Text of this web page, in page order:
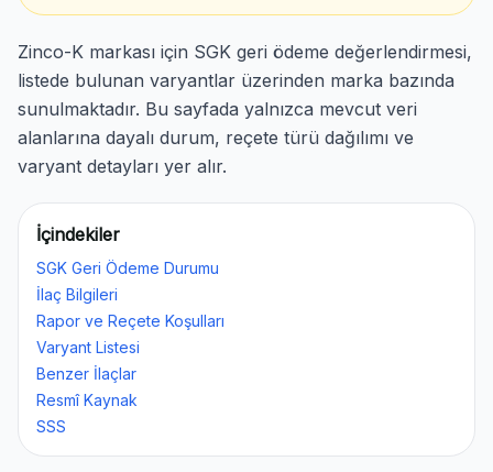
Zinco-K markası için SGK geri ödeme değerlendirmesi,
listede bulunan varyantlar üzerinden marka bazında
sunulmaktadır. Bu sayfada yalnızca mevcut veri
alanlarına dayalı durum, reçete türü dağılımı ve
varyant detayları yer alır.
İçindekiler
SGK Geri Ödeme Durumu
İlaç Bilgileri
Rapor ve Reçete Koşulları
Varyant Listesi
Benzer İlaçlar
Resmî Kaynak
SSS